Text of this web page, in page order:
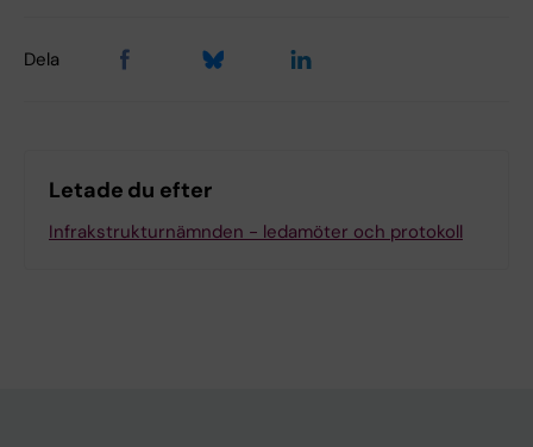
Dela
Letade du efter
Infrakstrukturnämnden - ledamöter och protokoll